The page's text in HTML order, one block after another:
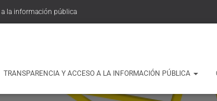
la información pública
TRANSPARENCIA Y ACCESO A LA INFORMACIÓN PÚBLICA